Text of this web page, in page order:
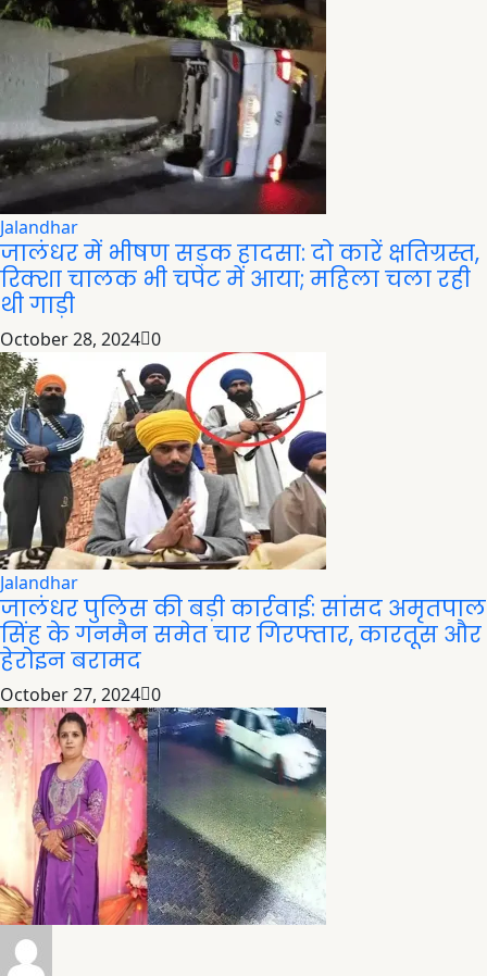
Jalandhar
जालंधर में भीषण सड़क हादसा: दो कारें क्षतिग्रस्त,
रिक्शा चालक भी चपेट में आया; महिला चला रही
थी गाड़ी
October 28, 2024 0
Jalandhar
जालंधर पुलिस की बड़ी कार्रवाई: सांसद अमृतपाल
सिंह के गनमैन समेत चार गिरफ्तार, कारतूस और
हेरोइन बरामद
October 27, 2024 0